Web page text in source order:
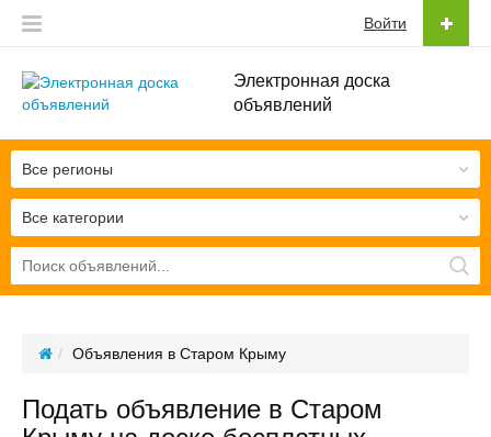
Электронная доска
объявлений
Войти
Все категории
Все регионы
Объявления в Старом Крыму
Подать объявление в Старом